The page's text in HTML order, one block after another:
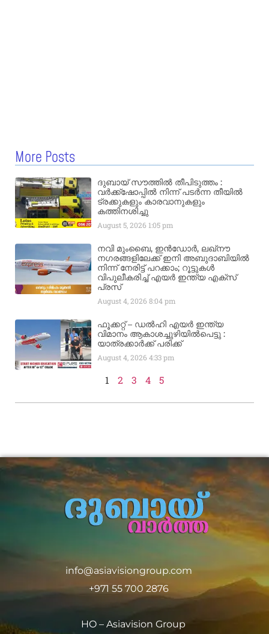
More Posts
ദുബായ് സൗത്തിൽ തീപിടുത്തം :
വർക്ക്‌ഷോപ്പിൽ നിന്ന് പടർന്ന തീയിൽ
ട്രക്കുകളും കാരവാനുകളും
കത്തിനശിച്ചു
August 5, 2026 1:05 pm
നവി മുംബൈ, ഇൻഡോർ, ലഖ്നൗ
നഗരങ്ങളിലേക്ക് ഇനി അബുദാബിയിൽ
നിന്ന് നേരിട്ട് പറക്കാം; റൂട്ടുകൾ
വിപുലീകരിച്ച് എയർ ഇന്ത്യ എക്സ്
പ്രസ്
August 4, 20268:04 pm
ഫൂക്കറ്റ് – ഡൽഹി എയര്‍ ഇന്ത്യ
വിമാനം ആകാശച്ചുഴിയില്‍പെട്ടു :
യാത്രക്കാര്‍ക്ക് പരിക്ക്
August 4, 20264:33 pm
1 2 3 4 5
info@asiavisiongroup.com
+971 55 700 2876
HO – Asiavision Group